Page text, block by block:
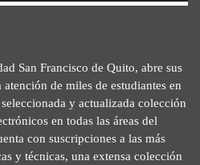
San Francisco de Quito, abre sus
de miles de estudiantes en
y actualizada colección
en todas las áreas del
con suscripciones a las más
y técnicas, una extensa colección